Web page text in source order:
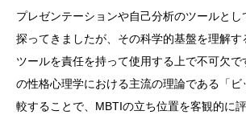
プレゼンテーションや自己分析のツールと
探ってきましたが、その科学的基盤を理解
ツールを責任を持って使用する上で不可欠
の性格心理学における主流の理論である「
較することで、MBTIの立ち位置を客観的に評